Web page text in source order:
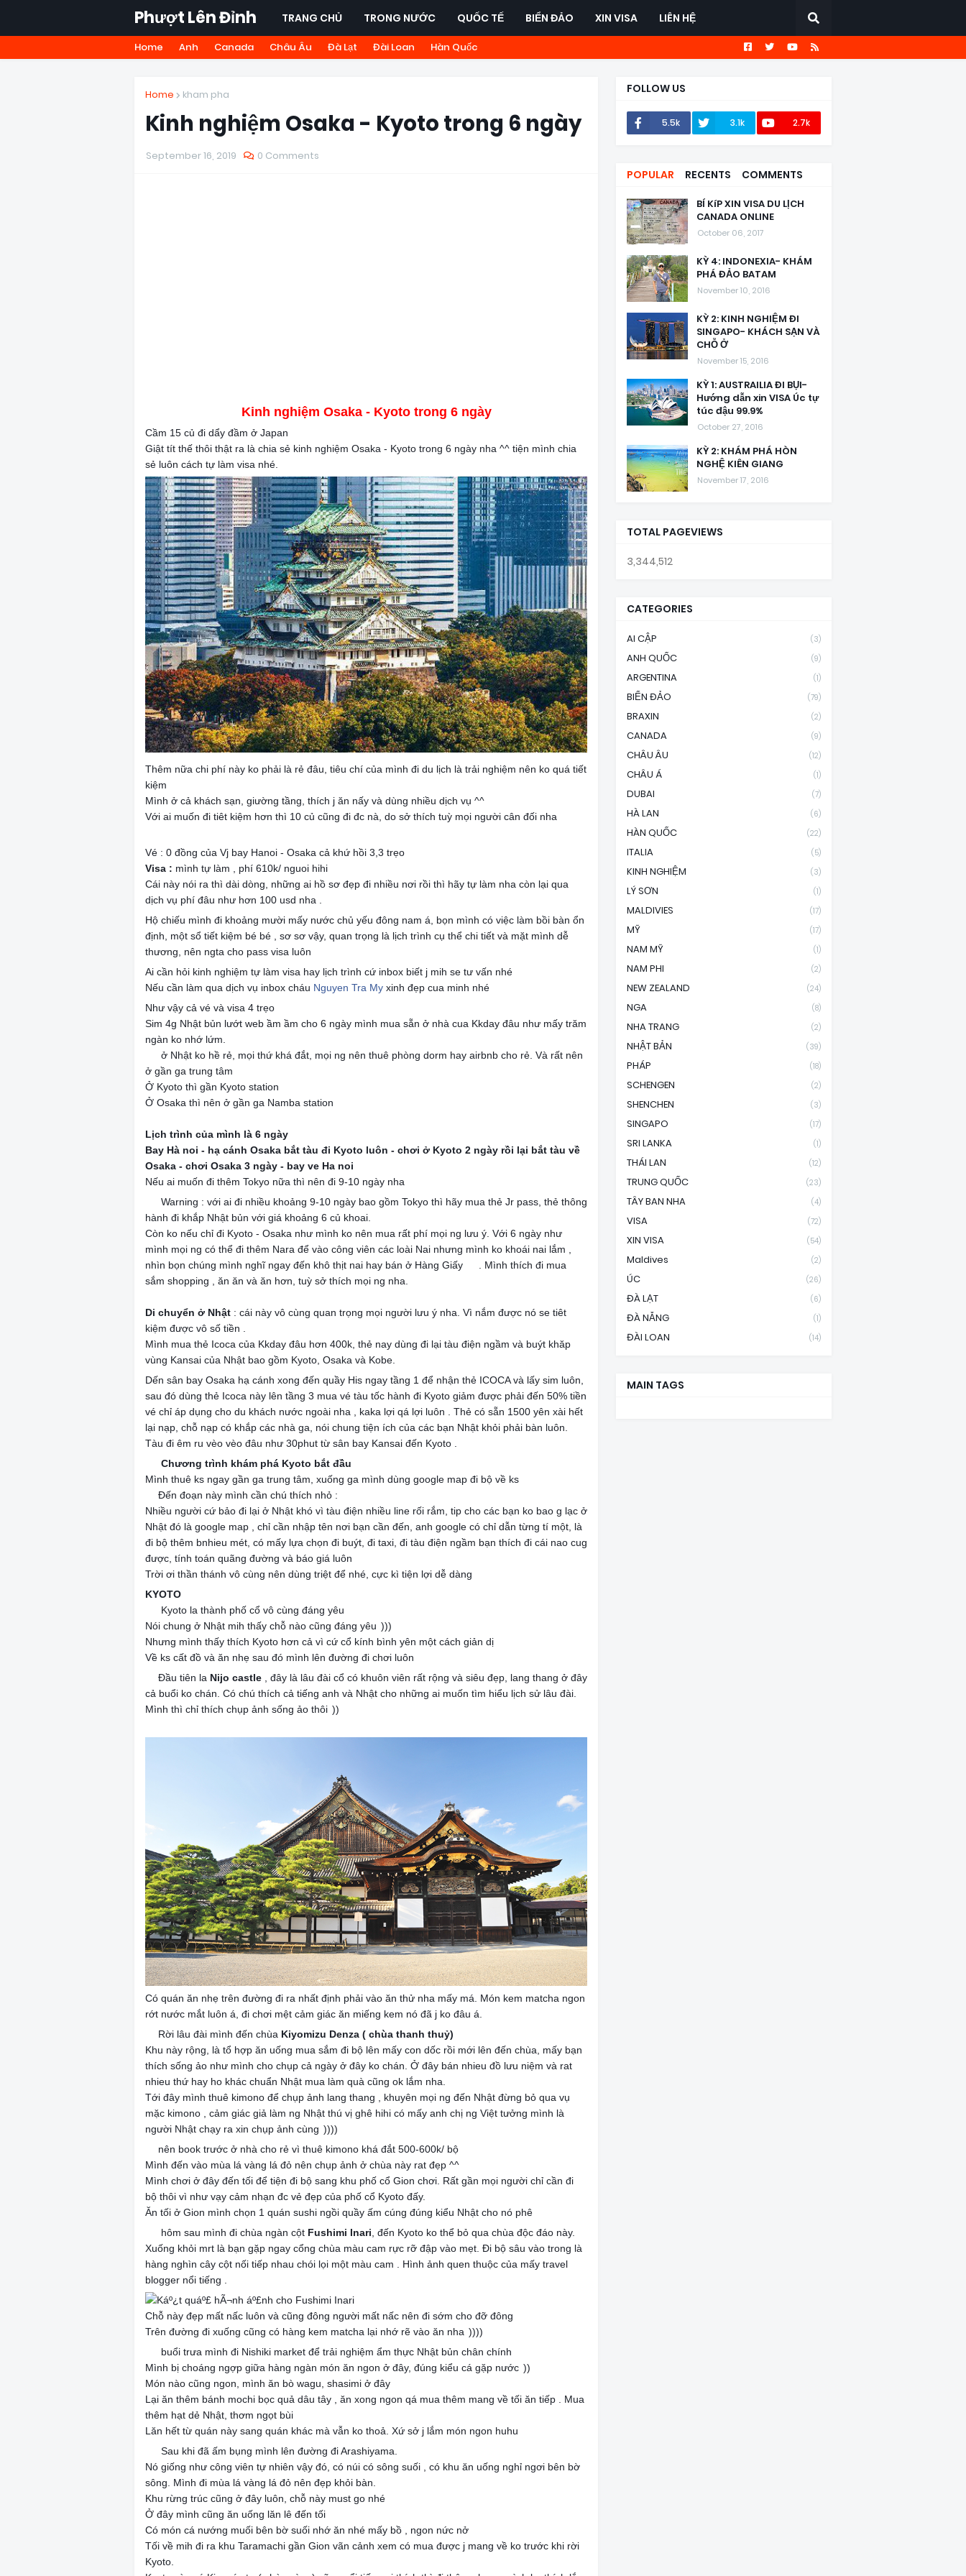
Phượt Lên Đỉnh TRANG CHỦ TRONG NƯỚC QUỐC TẾ BIỂN ĐẢO XIN VISA LIÊN HỆ
Home Anh Canada Châu Âu Đà Lạt Đài Loan Hàn Quốc
Home kham pha
Kinh nghiệm Osaka - Kyoto trong 6 ngày
September 16, 2019 0 Comments
Kinh nghiệm Osaka - Kyoto trong 6 ngày
Cầm 15 củ đi dẩy đầm ở Japan
Giật tít thế thôi thật ra là chia sẻ kinh nghiệm Osaka - Kyoto trong 6 ngày nha ^^ tiện mình chia
sẻ luôn cách tự làm visa nhé.
Thêm nữa chi phí này ko phải là rẻ đâu, tiêu chí của mình đi du lịch là trải nghiệm nên ko quá tiết
kiệm
Mình ở cả khách sạn, giường tầng, thích j ăn nấy và dùng nhiều dịch vụ ^^
Với ai muốn đi tiêt kiệm hơn thì 10 củ cũng đi đc nà, do sở thích tuỳ mọi người cân đối nha
Vé : 0 đồng của Vj bay Hanoi - Osaka cả khứ hồi 3,3 trẹo
Visa : mình tự làm , phí 610k/ nguoi hihi
Cái này nói ra thì dài dòng, những ai hồ sơ đẹp đi nhiều nơi rồi thì hãy tự làm nha còn lại qua
dịch vụ phí đâu như hơn 100 usd nha .
Hộ chiếu mình đi khoảng mười mấy nước chủ yếu đông nam á, bọn mình có việc làm bồi bàn ổn
định, một sổ tiết kiệm bé bé , sơ sơ vậy, quan trọng là lịch trình cụ thể chi tiết và mặt mình dễ
thương, nên ngta cho pass visa luôn
Ai cần hỏi kinh nghiệm tự làm visa hay lịch trình cứ inbox biết j mih se tư vấn nhé
Nếu cần làm qua dịch vụ inbox cháu Nguyen Tra My xinh đẹp cua minh nhé
Như vậy cả vé và visa 4 trẹo
Sim 4g Nhật bủn lướt web ầm ầm cho 6 ngày mình mua sẵn ở nhà cua Kkday đâu như mấy trăm
ngàn ko nhớ lứm.
ở Nhật ko hề rẻ, mọi thứ khá đắt, mọi ng nên thuê phòng dorm hay airbnb cho rẻ. Và rất nên
ở gần ga trung tâm
Ở Kyoto thì gần Kyoto station
Ở Osaka thì nên ở gần ga Namba station
Lịch trình của mình là 6 ngày
Bay Hà noi - hạ cánh Osaka bắt tàu đi Kyoto luôn - chơi ở Kyoto 2 ngày rồi lại bắt tàu về
Osaka - chơi Osaka 3 ngày - bay ve Ha noi
Nếu ai muốn đi thêm Tokyo nữa thì nên đi 9-10 ngày nha
Warning : với ai đi nhiều khoảng 9-10 ngày bao gồm Tokyo thì hãy mua thẻ Jr pass, thẻ thông
hành đi khắp Nhật bủn với giá khoảng 6 củ khoai.
Còn ko nếu chỉ đi Kyoto - Osaka như mình ko nên mua rất phí mọi ng lưu ý. Với 6 ngày như
mình mọi ng có thể đi thêm Nara để vào công viên các loài Nai nhưng mình ko khoái nai lắm ,
nhìn bọn chúng mình nghĩ ngay đến khô thịt nai hay bán ở Hàng Giấy
. Mình thích đi mua
sắm shopping , ăn ăn và ăn hơn, tuỳ sở thích mọi ng nha.
Di chuyển ở Nhật : cái này vô cùng quan trọng mọi người lưu ý nha. Vì nắm được nó se tiêt
kiệm được vô số tiền .
Mình mua thẻ Icoca của Kkday đâu hơn 400k, thẻ nay dùng đi lại tàu điện ngầm và buýt khăp
vùng Kansai của Nhật bao gồm Kyoto, Osaka và Kobe.
Dến sân bay Osaka hạ cánh xong đến quầy His ngay tầng 1 để nhận thẻ ICOCA và lấy sim luôn,
sau đó dùng thẻ Icoca này lên tầng 3 mua vé tàu tốc hành đi Kyoto giảm được phải đến 50% tiền
vé chỉ áp dụng cho du khách nước ngoài nha , kaka lợi qá lợi luôn . Thẻ có sẵn 1500 yên xài hết
lại nạp, chỗ nạp có khắp các nhà ga, nói chung tiện ích của các bạn Nhật khỏi phải bàn luôn.
Tàu đi êm ru vèo vèo đâu như 30phut từ sân bay Kansai đến Kyoto .
Chương trình khám phá Kyoto bắt đầu
Mình thuê ks ngay gần ga trung tâm, xuống ga mình dùng google map đi bộ về ks
Đến đoạn này mình cần chú thích nhỏ :
Nhiều người cứ bảo đi lại ở Nhật khó vì tàu điện nhiều line rối rắm, tip cho các bạn ko bao g lạc ở
Nhật đó là google map , chỉ cần nhập tên nơi bạn cần đến, anh google có chỉ dẫn từng tí một, là
đi bộ thêm bnhieu mét, có mấy lựa chọn đi buýt, đi taxi, đi tàu điện ngầm bạn thích đi cái nao cug
được, tính toán quãng đường và báo giá luôn
Trời ơi thần thánh vô cùng nên dùng triệt để nhé, cực kì tiện lợi dễ dàng
KYOTO
Kyoto la thành phố cổ vô cùng đáng yêu
Nói chung ở Nhật mih thấy chỗ nào cũng đáng yêu )))
Nhưng mình thấy thích Kyoto hơn cả vì cứ cổ kính bình yên một cách giản dị
Về ks cất đồ và ăn nhẹ sau đó mình lên đường đi chơi luôn
Đầu tiên la Nijo castle , đây là lâu đài cổ có khuôn viên rất rộng và siêu đẹp, lang thang ở đây
cả buổi ko chán. Có chú thích cả tiếng anh và Nhật cho những ai muốn tìm hiểu lịch sử lâu đài.
Mình thì chỉ thích chụp ảnh sống ảo thôi ))
Có quán ăn nhẹ trên đường đi ra nhất định phải vào ăn thử nha mấy má. Món kem matcha ngon
rớt nước mắt luôn á, đi chơi mệt cảm giác ăn miếng kem nó đã j ko đâu á.
Rời lâu đài mình đến chùa Kiyomizu Denza ( chùa thanh thuỷ)
Khu này rộng, là tổ hợp ăn uống mua sắm đi bộ lên mấy con dốc rồi mới lên đến chùa, mấy bạn
thích sống ảo như mình cho chụp cả ngày ở đây ko chán. Ở đây bán nhieu đồ lưu niệm và rat
nhieu thứ hay ho khác chuẩn Nhật mua làm quà cũng ok lắm nha.
Tới đây mình thuê kimono để chụp ảnh lang thang , khuyên mọi ng đến Nhật đừng bỏ qua vụ
mặc kimono , cảm giác giả làm ng Nhật thú vị ghê hihi có mấy anh chị ng Việt tưởng mình là
người Nhật chạy ra xin chụp ảnh cùng ))))
nên book trước ở nhà cho rẻ vì thuê kimono khá đắt 500-600k/ bộ
Mình đến vào mùa lá vàng lá đỏ nên chụp ảnh ở chùa này rat đẹp ^^
Mình chơi ở đây đến tối để tiện đi bộ sang khu phố cổ Gion chơi. Rất gần mọi người chỉ cần đi
bộ thôi vì như vạy cảm nhạn đc vẻ đẹp của phố cổ Kyoto đấy.
Ăn tối ở Gion mình chọn 1 quán sushi ngồi quầy ấm cúng đúng kiểu Nhật cho nó phê
hôm sau mình đi chùa ngàn cột Fushimi Inari , đến Kyoto ko thể bỏ qua chùa độc đáo này.
Xuống khỏi mrt là bạn gặp ngay cổng chùa màu cam rực rỡ đập vào mẹt. Đi bộ sâu vào trong là
hàng nghìn cây cột nối tiếp nhau chói lọi một màu cam . Hình ảnh quen thuộc của mấy travel
blogger nổi tiếng .
Chỗ này đẹp mất nấc luôn và cũng đông người mất nấc nên đi sớm cho đỡ đông
Trên đường đi xuống cũng có hàng kem matcha lại nhớ rẽ vào ăn nha ))))
buổi trưa mình đi Nishiki market để trải nghiệm ẩm thực Nhật bủn chân chính
Mình bị choáng ngợp giữa hàng ngàn món ăn ngon ở đây, đúng kiểu cá gặp nước ))
Món nào cũng ngon, mình ăn bò wagu, shasimi ở đây
Lại ăn thêm bánh mochi bọc quả dâu tây , ăn xong ngon qá mua thêm mang về tối ăn tiếp . Mua
thêm hạt dẻ Nhật, thơm ngọt bùi
Lăn hết từ quán này sang quán khác mà vẫn ko thoả. Xứ sở j lắm món ngon huhu
Sau khi đã ấm bụng mình lên đường đi Arashiyama.
Nó giống như công viên tự nhiên vậy đó, có núi có sông suối , có khu ăn uống nghỉ ngơi bên bờ
sông. Mình đi mùa lá vàng lá đỏ nên đẹp khỏi bàn.
Khu rừng trúc cũng ở đây luôn, chỗ này must go nhé
Ở đây mình cũng ăn uống lăn lê đến tối
Có món cá nướng muối bên bờ suối nhớ ăn nhé mấy bồ , ngon nức nở
Tối về mih đi ra khu Taramachi gần Gion vãn cảnh xem có mua được j mang về ko trước khi rời
Kyoto.
FOLLOW US
5.5k 3.1k 2.7k
POPULAR RECENTS COMMENTS
BÍ KíP XIN VISA DU LỊCH
CANADA ONLINE
October 06, 2017
KỲ 4: INDONEXIA- KHÁM
PHÁ ĐẢO BATAM
November 10, 2016
KỲ 2: KINH NGHIỆM ĐI
SINGAPO- KHÁCH SẠN VÀ
CHỖ Ở
November 15, 2016
KỲ 1: AUSTRAILIA ĐI BỤI-
Hướng dẫn xin VISA Úc tự
túc đậu 99.9%
October 27, 2016
KỲ 2: KHÁM PHÁ HÒN
NGHỆ KIÊN GIANG
November 17, 2016
TOTAL PAGEVIEWS
3,344,512
CATEGORIES
AI CẬP (3)
ANH QUỐC (9)
ARGENTINA (1)
BIỂN ĐẢO (79)
BRAXIN (2)
CANADA (9)
CHÂU ÂU (12)
CHÂU Á (1)
DUBAI (7)
HÀ LAN (6)
HÀN QUỐC (22)
ITALIA (5)
KINH NGHIỆM (3)
LÝ SƠN (1)
MALDIVIES (17)
MỸ (17)
NAM MỸ (1)
NAM PHI (2)
NEW ZEALAND (24)
NGA (8)
NHA TRANG (2)
NHẬT BẢN (39)
PHÁP (18)
SCHENGEN (2)
SHENCHEN (3)
SINGAPO (17)
SRI LANKA (1)
THÁI LAN (12)
TRUNG QUỐC (23)
TÂY BAN NHA (4)
VISA (72)
XIN VISA (54)
Maldives (2)
ÚC (26)
ĐÀ LẠT (6)
ĐÀ NẴNG (1)
ĐÀI LOAN (14)
MAIN TAGS